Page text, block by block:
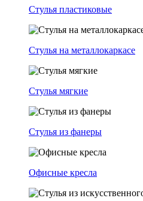
Стулья пластиковые
Стулья на металлокаркасе
Стулья мягкие
Стулья из фанеры
Офисные кресла